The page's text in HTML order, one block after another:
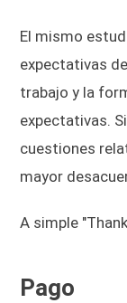
El mismo
expectativas
trabajo y la
expectativas.
cuestiones
mayor
A simple
Pago